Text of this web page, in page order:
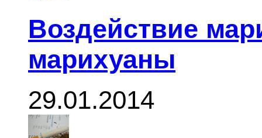
Воздействие
марихуаны
29.01.2014